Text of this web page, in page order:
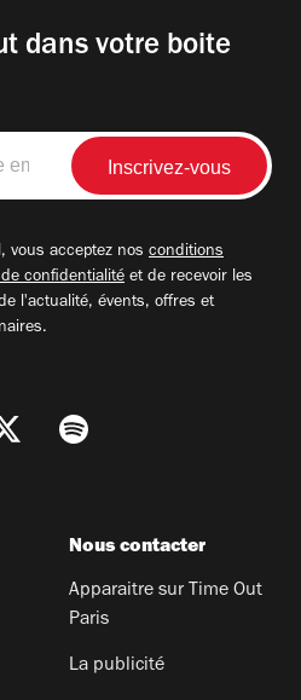
dans votre boite
vous acceptez nos conditions
confidentialité et de recevoir les
l'actualité, évents, offres et
Nous contacter
Apparaitre sur Time Out
Paris
La publicité